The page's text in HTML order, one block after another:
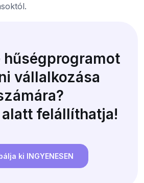
hűségprogramot
vállalkozása
alatt felállíthatja!
ki INGYENESEN